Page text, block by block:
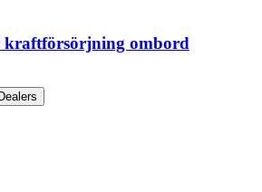
kraftförsörjning ombord